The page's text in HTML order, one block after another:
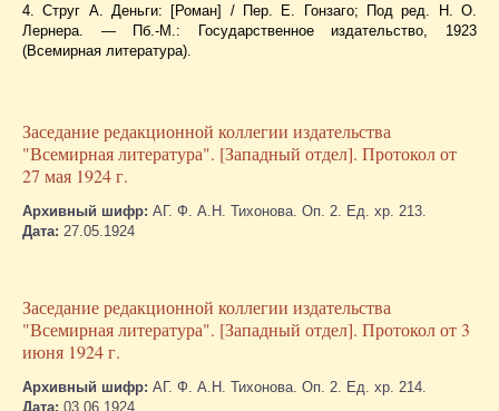
4. Струг А. Деньги: [Роман] / Пер. Е. Гонзаго; Под ред. Н. О.
Лернера. — Пб.-М.: Государственное издательство, 1923
(Всемирная литература).
Заседание редакционной коллегии издательства
"Всемирная литература". [Западный отдел]. Протокол от
27 мая 1924 г.
Архивный шифр: АГ. Ф. А.Н. Тихонова. Оп. 2. Ед. хр. 213.
Дата: 27.05.1924
Заседание редакционной коллегии издательства
"Всемирная литература". [Западный отдел]. Протокол от 3
июня 1924 г.
Архивный шифр: АГ. Ф. А.Н. Тихонова. Оп. 2. Ед. хр. 214.
Дата: 03.06.1924